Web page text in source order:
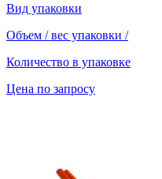
Вид упаковки
Объем / вес упаковки /
Количество в упаковке
Цена по запросу